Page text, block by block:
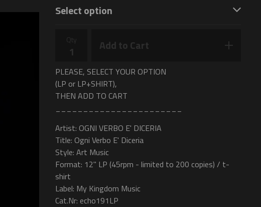
Qty Add to Cart
PLEASE, SELECT YOUR OPTION
(LP or LP+SHIRT),
THEN ADD TO CART
Artist: OGNI VERBO E' DICERIA
Title: Ogni Verbo E' Diceria
Style: Art Music
Format: 12" LP (45rpm - limited to 200 copies) / t-
shirt
Label: My Kingdom Music
Cat.Nr: echo191LP